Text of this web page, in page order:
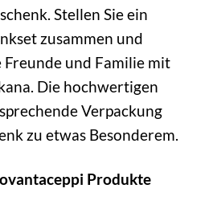
Stellen Sie ein
zusammen und
Freunde und Familie mit
Die hochwertigen
Verpackung
zu etwas Besonderem.
Produkte